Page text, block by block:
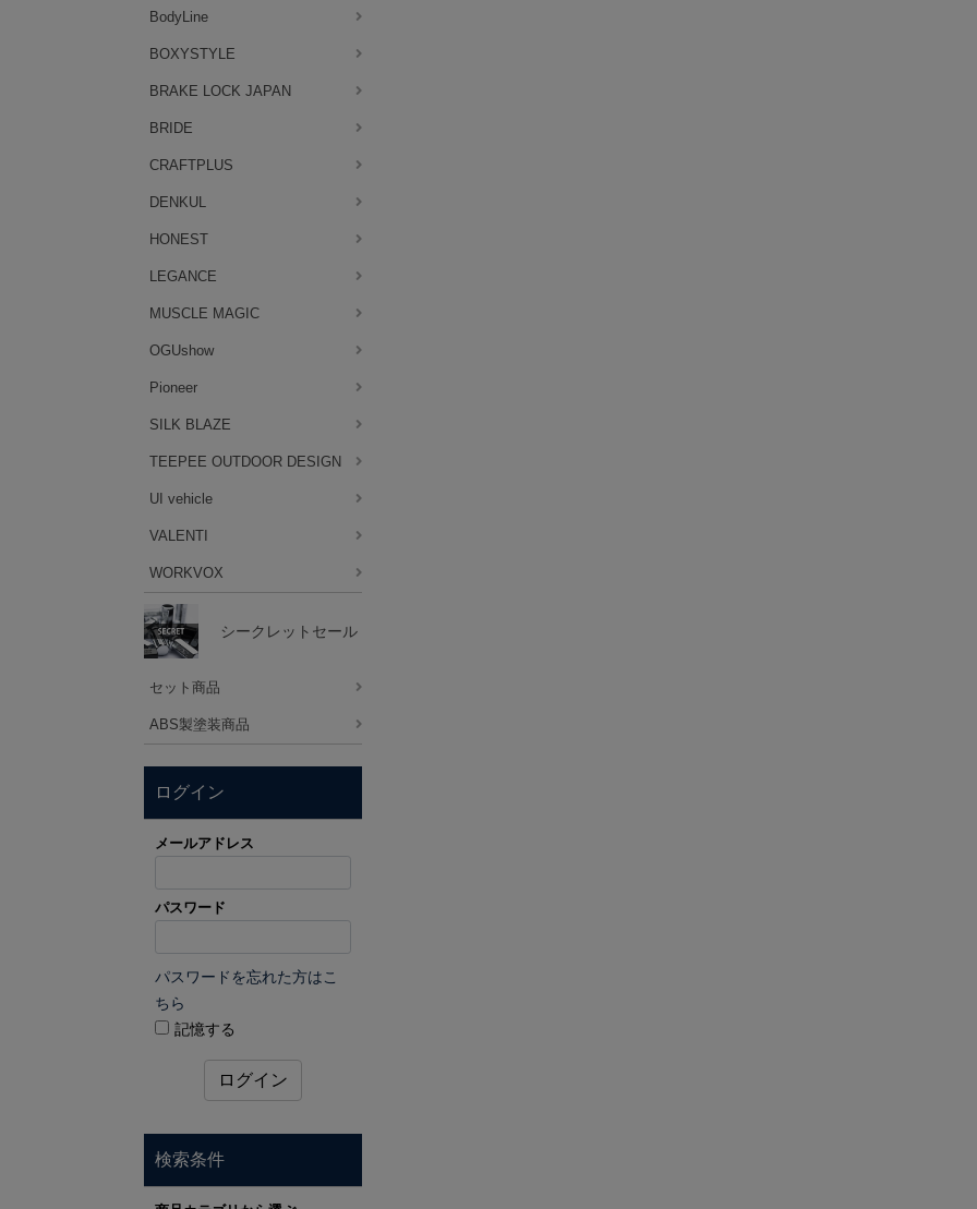
BodyLine
BOXYSTYLE
BRAKE LOCK JAPAN
BRIDE
CRAFTPLUS
DENKUL
HONEST
LEGANCE
MUSCLE MAGIC
OGUshow
Pioneer
SILK BLAZE
TEEPEE OUTDOOR DESIGN
UI vehicle
VALENTI
WORKVOX
シークレットセール
セット商品
ABS製塗装商品
ログイン
メールアドレス
パスワード
パスワードを忘れた方はこ
ちら
記憶する
ログイン
検索条件